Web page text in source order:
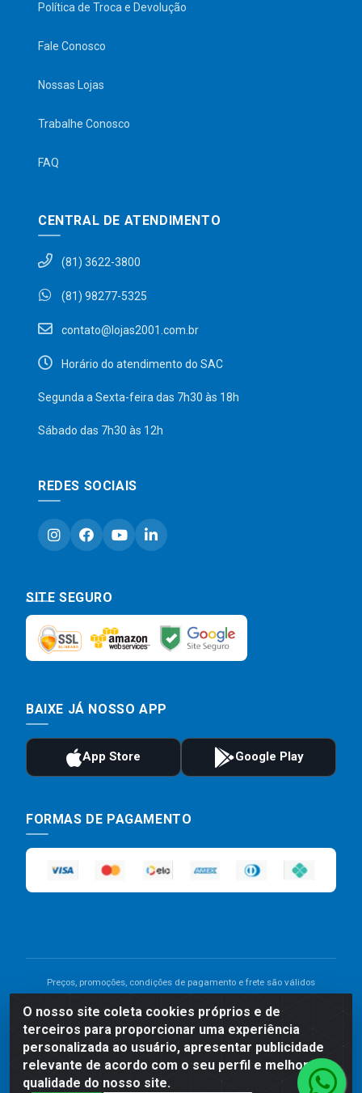
O nosso site coleta cookies próprios e de
terceiros para proporcionar uma experiência
personalizada ao usuário, apresentar publicidade
relevante de acordo com o seu perfil e melhorar a
qualidade do nosso site.
Política de Troca e Devolução
Fale Conosco
Nossas Lojas
Trabalhe Conosco
FAQ
CENTRAL DE ATENDIMENTO
(81) 3622-3800
(81) 98277-5325
contato@lojas2001.com.br
Horário do atendimento do SAC
Segunda a Sexta-feira das 7h30 às 18h
Sábado das 7h30 às 12h
REDES SOCIAIS
SITE SEGURO
BAIXE JÁ NOSSO APP
FORMAS DE PAGAMENTO
Preços, promoções, condições de pagamento e frete são válidos
divergência de preço de um produto, será válido o preço que for
exibido no carrinho de compras do site no momento do pagamento.
As vendas estão sujeitas a análise e disponibilidade do estoque.
Imagens de produtos meramente ilustrativas.
Comercial de Construção 2001 LTDA - Av. Congresso